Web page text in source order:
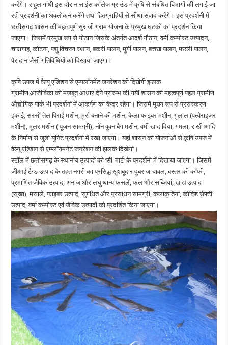
करेंगे। राहुल गांधी इस दौरान साइंस कॉलेज ग्राउंड में कृषि से संबंधित विभागों की लगाई जा
रही प्रदर्शनी का अवलोकन करेंगे तथा हितग्राहियों से सीधा संवाद करेंगे। इस प्रदर्शनी में
छत्तीसगढ़ शासन की महत्वपूर्ण सुराजी ग्राम योजना के प्रमुख घटकों का प्रदर्शन किया
जाएगा। जिसमें प्रमुख रूप से गोठान जिसके अंतर्गत आदर्श गौठान, वर्मी कम्पोस्ट उत्पादन,
चारागाह, कोटना, पशु विचरण स्थान, बकरी पालन, मुर्गी पालन, बत्तख पालन, मछली पालन,
पैरादान जैसी गतिविधियों को दिखाया जाएगा।
कृषि उपज में वैल्यू एडिशन से एम्पलॉयमेंट जनरेशन की दिखेगी झलक
ग्रामीण आजीविका को मजबूत आधार देने प्रारम्भ की गयी शासन की महत्वपूर्ण पहल ग्रामीण
औद्योगिक पार्क भी प्रदर्शनी में आकर्षण का केंद्र रहेगा। जिसमें मुख्य रूप से प्रसंस्करण
इकाई, सरसों तेल पिराई मशीन, मुर्रा बनाने की मशीन, केला फाइबर मशीन, गुलाल (पल्वेराइजर
मशीन), मूलर मशीन ( पूजन सामग्री), नॉन वुवन बैग मशीन, वर्मी खाद दिया, गमला, राखी आदि
के निर्माण से जुड़ी यूनिट प्रदर्शनी में रखा जाएगा। यहां शासन की योजनाओं से कृषि उपज में
वेल्यू एडिशन से एम्प्लॉयमनेट जनरेशन की झलक दिखेगी।
स्टॉल में छत्तीसगढ़ के स्थानीय उत्पादों को ‘सी-मार्ट’ के प्रदर्शनी में दिखाया जाएगा। जिसमें
जीआई टैग्ड उत्पाद के तहत नगरी का प्रसिद्ध खुशबूदार दुबराज चावल, बस्तर की कॉफी,
प्रमाणित जैविक उत्पाद, अनाज और लघु धान्य फसलें, फल और सब्जियां, खाद्य उत्पाद
(सूखा), मसाले, फाइबर उत्पाद, सुगंधित और प्रसाधन सामग्री, कलाकृतियां, कोविड सेेफ्टी
उत्पाद, वर्मी कम्पोस्ट एवं जैविक उत्पादों को प्रदर्शित किया जाएगा।